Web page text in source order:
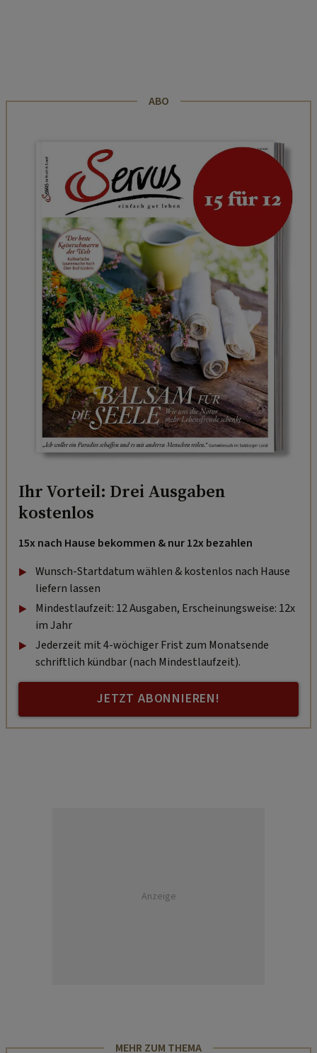
ABO
Ihr Vorteil: Drei Ausgaben
kostenlos
15x nach Hause bekommen & nur 12x bezahlen
Wunsch-Startdatum wählen & kostenlos nach Hause
liefern lassen
Mindestlaufzeit: 12 Ausgaben, Erscheinungsweise: 12x
im Jahr
Jederzeit mit 4-wöchiger Frist zum Monatsende
schriftlich kündbar (nach Mindestlaufzeit).
JETZT ABONNIEREN!
Anzeige
MEHR ZUM THEMA